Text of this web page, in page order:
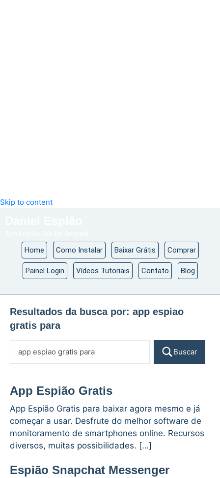
Skip to content
Home Como Instalar Baixar Grátis Comprar
Painel Login Vídeos Tutoriais Contato Blog
Resultados da busca por: app espiao
gratis para
Buscar
App Espião Gratis
App Espião Gratis para baixar agora mesmo e já
começar a usar. Desfrute do melhor software de
monitoramento de smartphones online. Recursos
diversos, muitas possibilidades. […]
Espião Snapchat Messenger